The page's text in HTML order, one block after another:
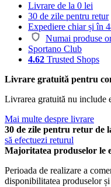
Livrare de la 0 lei
30 de zile pentru retur
Expediere chiar și în
Numai produse
Sportano Club
4.62 Trusted Shops
Livrare gratuită pentru
Livrarea gratuită nu include
Mai multe despre livrare
30 de zile pentru retur de
să efectuezi returul
Majoritatea produselor le
Perioada de realizare a
disponibilitatea produselor